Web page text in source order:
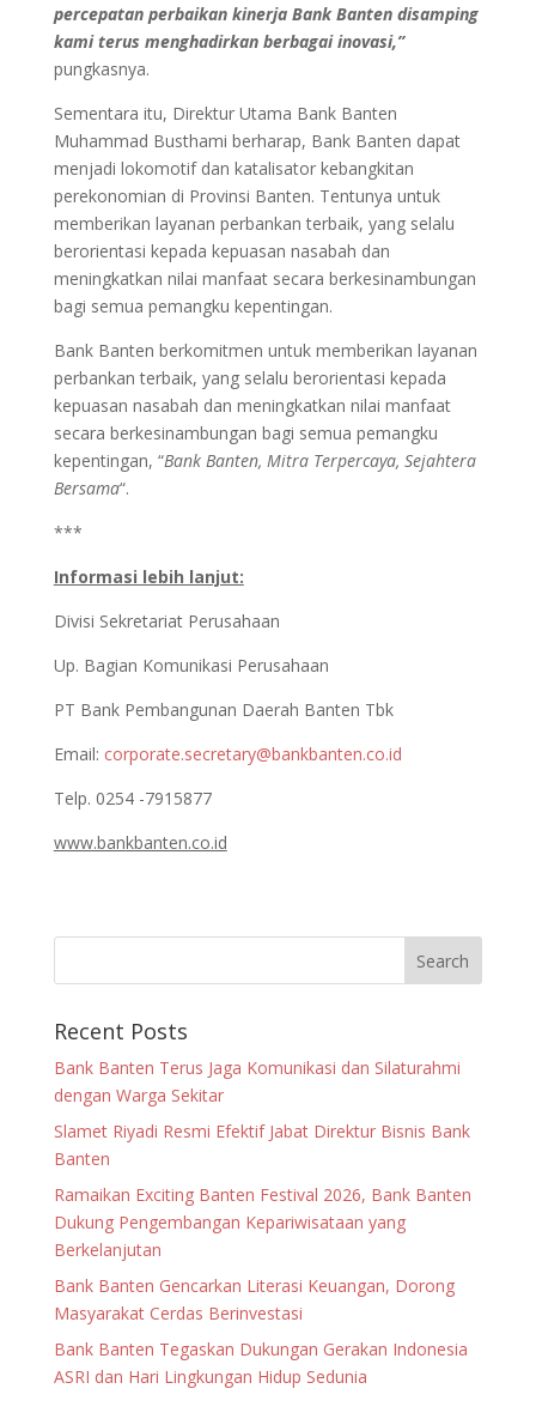
percepatan perbaikan kinerja Bank Banten disamping
kami terus menghadirkan berbagai inovasi,”
pungkasnya.
Sementara itu, Direktur Utama Bank Banten
Muhammad Busthami berharap, Bank Banten dapat
menjadi lokomotif dan katalisator kebangkitan
perekonomian di Provinsi Banten. Tentunya untuk
memberikan layanan perbankan terbaik, yang selalu
berorientasi kepada kepuasan nasabah dan
meningkatkan nilai manfaat secara berkesinambungan
bagi semua pemangku kepentingan.
Bank Banten berkomitmen untuk memberikan layanan
perbankan terbaik, yang selalu berorientasi kepada
kepuasan nasabah dan meningkatkan nilai manfaat
secara berkesinambungan bagi semua pemangku
kepentingan, “Bank Banten, Mitra Terpercaya, Sejahtera
Bersama“.
***
Informasi lebih lanjut:
Divisi Sekretariat Perusahaan
Up. Bagian Komunikasi Perusahaan
PT Bank Pembangunan Daerah Banten Tbk
Email: corporate.secretary@bankbanten.co.id
Telp. 0254 -7915877
www.bankbanten.co.id
Recent Posts
Bank Banten Terus Jaga Komunikasi dan Silaturahmi
dengan Warga Sekitar
Slamet Riyadi Resmi Efektif Jabat Direktur Bisnis Bank
Banten
Ramaikan Exciting Banten Festival 2026, Bank Banten
Dukung Pengembangan Kepariwisataan yang
Berkelanjutan
Bank Banten Gencarkan Literasi Keuangan, Dorong
Masyarakat Cerdas Berinvestasi
Bank Banten Tegaskan Dukungan Gerakan Indonesia
ASRI dan Hari Lingkungan Hidup Sedunia